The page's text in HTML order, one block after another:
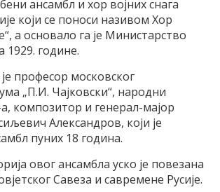
ансамбл и хор војних снага
који се поноси називом Хор
а основало га је Министарство
1929. године.
професор московског
„П.И. Чајковски“, народни
композитор и генерал-мајор
Александров, који је
пуних 18 година.
овог ансамбла уско је повезана
Савеза и савремене Русије.